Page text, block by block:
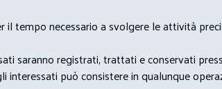
tempo necessario a svolgere le attività
saranno registrati, trattati e conservati
può consistere in qualunque